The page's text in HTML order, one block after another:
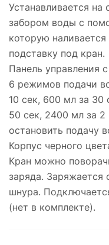
Устанавливается
забором воды с
которую
подставку под кран.
Панель управления
6 режимов подачи
10 сек, 600 мл за 30
50 сек, 2400 мл за
остановить подачу
Корпус черного
Кран можно
заряда.
шнура.
(нет в комплекте).